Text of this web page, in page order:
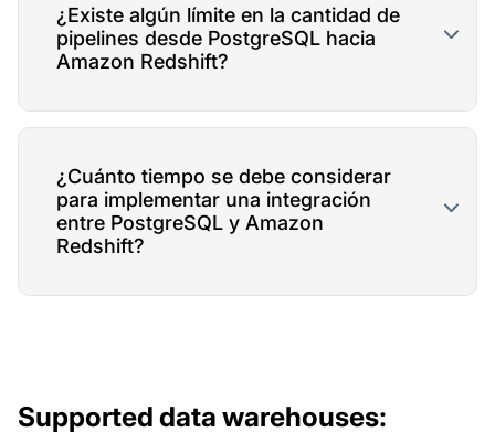
¿Existe algún límite en la cantidad de
pipelines desde PostgreSQL hacia
Amazon Redshift?
¿Cuánto tiempo se debe considerar
para implementar una integración
entre PostgreSQL y Amazon
Redshift?
Supported data warehouses: